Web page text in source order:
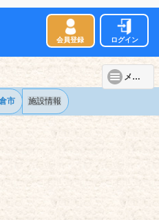
会員登録 ログイン
メニュー
市 施設情報